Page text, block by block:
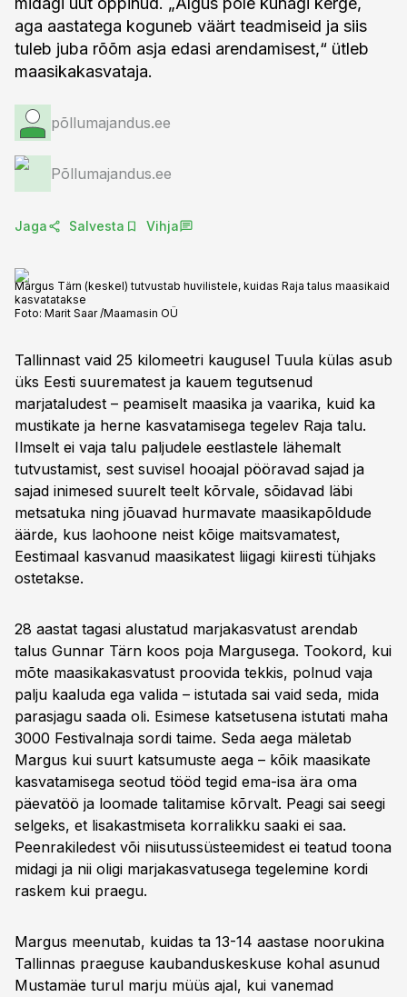
aga aastatega koguneb väärt teadmiseid ja siis
tuleb juba rõõm asja edasi arendamisest,“ ütleb
maasikakasvataja.
põllumajandus.ee
Põllumajandus.ee
Jaga Salvesta Vihja
Margus Tärn (keskel) tutvustab huvilistele, kuidas Raja talus maasikaid
kasvatatakse
Foto: Marit Saar /Maamasin OÜ
Tallinnast vaid 25 kilomeetri kaugusel Tuula külas asub
üks Eesti suurematest ja kauem tegutsenud
marjataludest – peamiselt maasika ja vaarika, kuid ka
mustikate ja herne kasvatamisega tegelev Raja talu.
Ilmselt ei vaja talu paljudele eestlastele lähemalt
tutvustamist, sest suvisel hooajal pööravad sajad ja
sajad inimesed suurelt teelt kõrvale, sõidavad läbi
metsatuka ning jõuavad hurmavate maasikapõldude
äärde, kus laohoone neist kõige maitsvamatest,
Eestimaal kasvanud maasikatest liigagi kiiresti tühjaks
ostetakse.
28 aastat tagasi alustatud marjakasvatust arendab
talus Gunnar Tärn koos poja Margusega. Tookord, kui
mõte maasikakasvatust proovida tekkis, polnud vaja
palju kaaluda ega valida – istutada sai vaid seda, mida
parasjagu saada oli. Esimese katsetusena istutati maha
3000 Festivalnaja sordi taime. Seda aega mäletab
Margus kui suurt katsumuste aega – kõik maasikate
kasvatamisega seotud tööd tegid ema-isa ära oma
päevatöö ja loomade talitamise kõrvalt. Peagi sai seegi
selgeks, et lisakastmiseta korralikku saaki ei saa.
Peenrakiledest või niisutussüsteemidest ei teatud toona
midagi ja nii oligi marjakasvatusega tegelemine kordi
raskem kui praegu.
Margus meenutab, kuidas ta 13-14 aastase noorukina
Tallinnas praeguse kaubanduskeskuse kohal asunud
Mustamäe turul marju müüs ajal, kui vanemad